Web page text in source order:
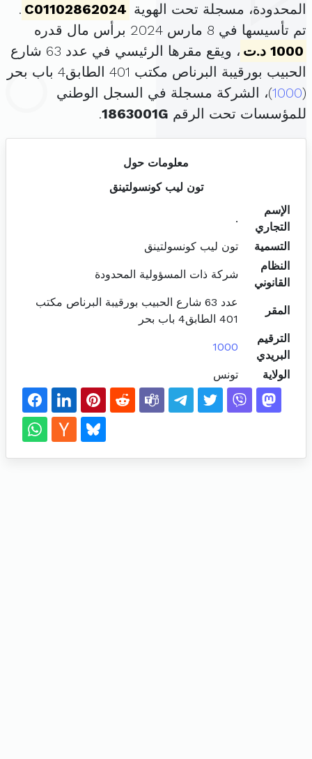
المحدودة، مسجلة تحت الهوية C01102862024
.
تم تأسيسها في 8 مارس 2024 برأس مال قدره
1000 د.ت
، ويقع مقرها الرئيسي في عدد 63 شارع
الحبيب بورقيبة البرناص مكتب 401 الطابق4 باب بحر
(
1000)، الشركة مسجلة في السجل الوطني
للمؤسسات تحت الرقم 1863001G
.
معلومات حول
تون ليب كونسولتينق
الإسم
التجاري
.
التسمية
تون ليب كونسولتينق
النظام
القانوني
شركة ذات المسؤولية المحدودة
المقر
عدد 63 شارع الحبيب بورقيبة البرناص مكتب
401 الطابق4 باب بحر
الترقيم
البريدي
1000
الولاية تونس